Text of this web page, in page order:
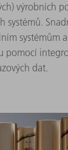
výrobních
systémů.
systémům
pomocí
dat.